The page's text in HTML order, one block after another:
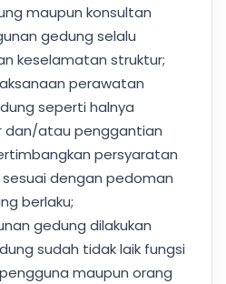
maupun konsultan
gedung selalu
keselamatan struktur;
perawatan
seperti halnya
dan/atau penggantian
persyaratan
dengan pedoman
berlaku;
gedung dilakukan
sudah tidak laik fungsi
maupun orang